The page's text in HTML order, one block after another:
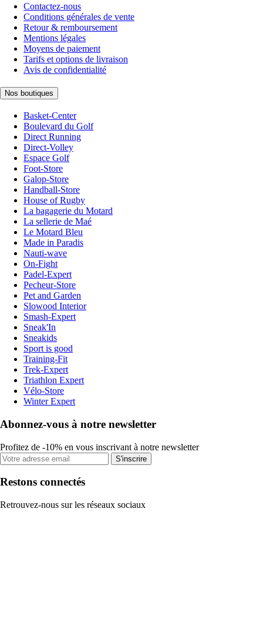
Contactez-nous
Conditions générales de vente
Retour & remboursement
Mentions légales
Moyens de paiement
Tarifs et options de livraison
Avis de confidentialité
Nos boutiques
Basket-Center
Boulevard du Golf
Direct Running
Direct-Volley
Espace Golf
Foot-Store
Galop-Store
Handball-Store
House of Rugby
La bagagerie du Motard
La sellerie de Maé
Le Motard Bleu
Made in Paradis
Nauti-wave
On-Fight
Padel-Expert
Pecheur-Store
Pet and Garden
Slowood Interior
Smash-Expert
Sneak'In
Sneakids
Sport is good
Training-Fit
Trek-Expert
Triathlon Expert
Vélo-Store
Winter Expert
Abonnez-vous à notre newsletter
Profitez de -10% en vous inscrivant à notre newsletter
S'inscrire
Restons connectés
Retrouvez-nous sur les réseaux sociaux